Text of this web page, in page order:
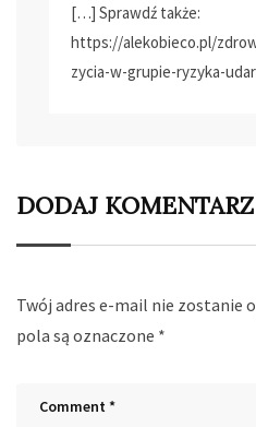
[…] Sprawdź także:
https://alekobieco.pl/
zycia-w-grupie-ryzyka-
DODAJ KOMENTARZ
Twój adres e-mail nie zostanie
pola są oznaczone *